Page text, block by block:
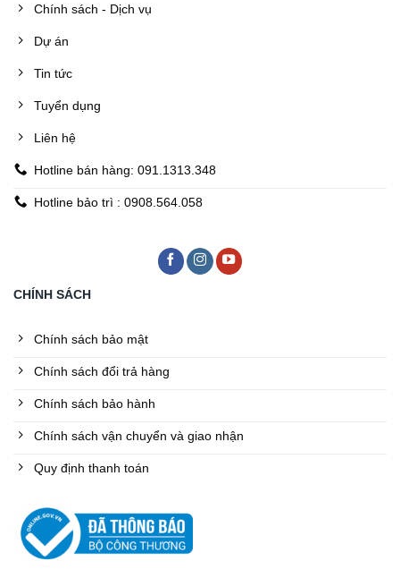
Chính sách - Dịch vụ
Dự án
Tin tức
Tuyển dụng
Liên hệ
Hotline bán hàng: 091.1313.348
Hotline bảo trì : 0908.564.058
CHÍNH SÁCH
Chính sách bảo mật
Chính sách đổi trả hàng
Chính sách bảo hành
Chính sách vận chuyển và giao nhận
Quy định thanh toán